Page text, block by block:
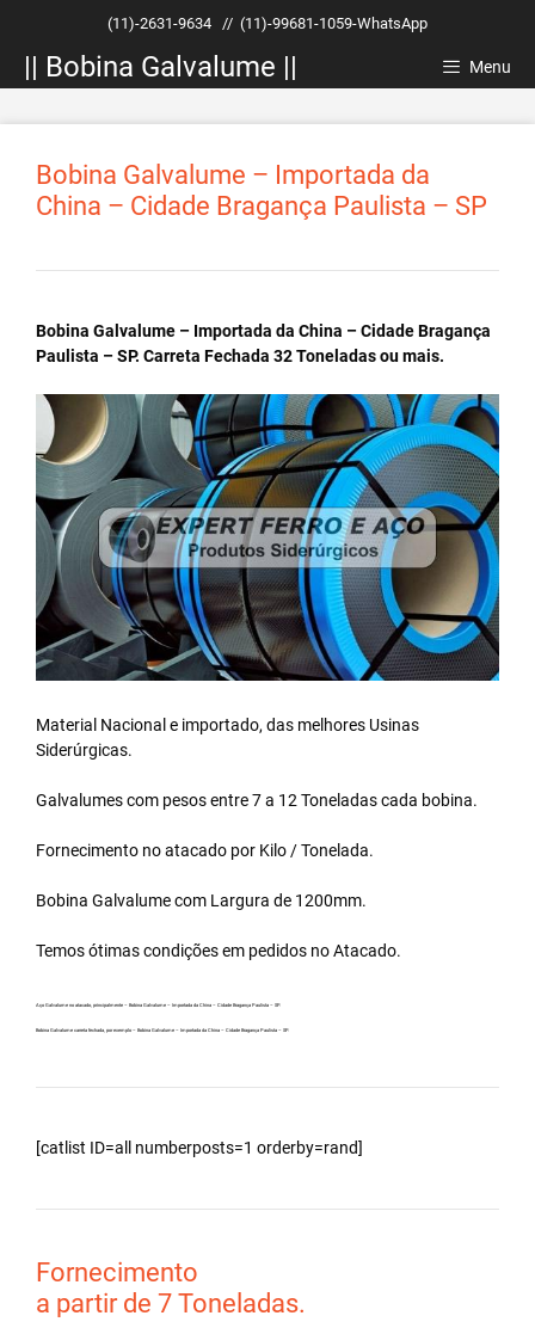
conteúdo
(11)-2631-9634 // (11)-99681-1059-WhatsApp
|| Bobina Galvalume || Menu
Bobina Galvalume – Importada da
China – Cidade Bragança Paulista – SP
Bobina Galvalume – Importada da China – Cidade Bragança
Paulista – SP. Carreta Fechada 32 Toneladas ou mais.
Material Nacional e importado, das melhores Usinas
Siderúrgicas.
Galvalumes com pesos entre 7 a 12 Toneladas cada bobina.
Fornecimento no atacado por Kilo / Tonelada.
Bobina Galvalumecom Largura de 1200mm.
Temos ótimas condições em pedidos no Atacado.
Aço Galvalume no atacado, principalmente – Bobina Galvalume – Importada da China – Cidade Bragança Paulista – SP.
Bobina Galvalume carreta fechada, por exemplo – Bobina Galvalume – Importada da China – Cidade Bragança Paulista – SP.
[catlist ID=all numberposts=1 orderby=rand]
Fornecimento
a partir de 7 Toneladas.